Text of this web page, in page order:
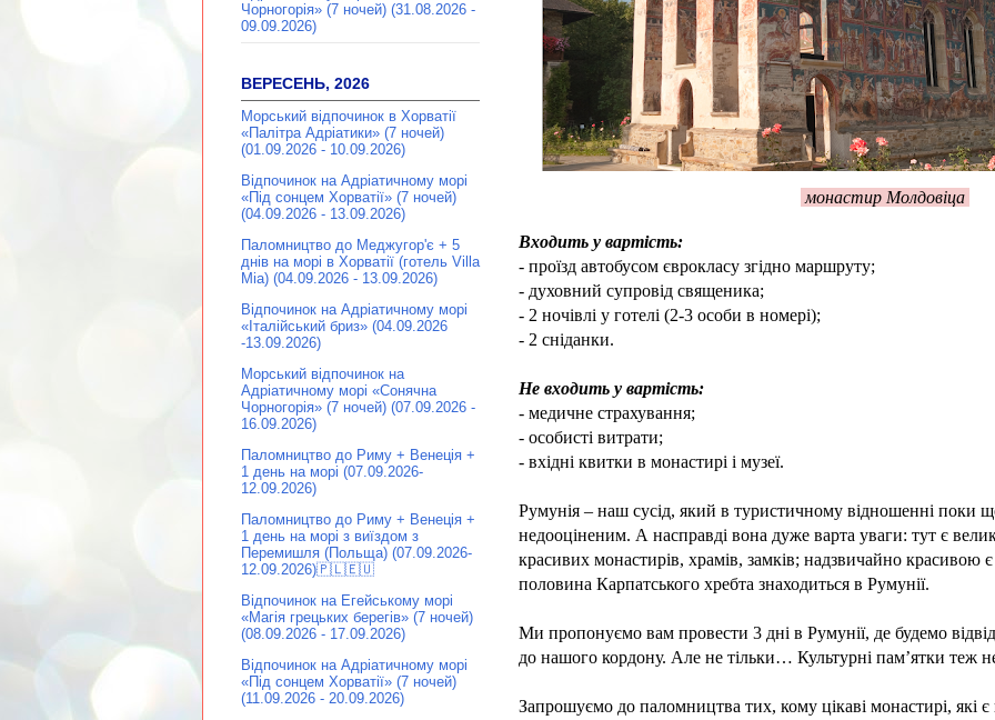
монастир Молдовіца
Входить у вартість:
- проїзд автобусом єврокласу згідно маршруту;
- духовний супровід священика;
- 2 ночівлі у готелі (2-3 особи в номері);
- 2 сніданки.
Не входить у вартість:
- медичне страхування;
- особисті витрати;
- вхідні квитки в монастирі і музеї.
Румунія – наш сусід, який в туристичному відношенні поки
недооціненим. А насправді вона дуже варта уваги: тут є
красивих монастирів, храмів, замків; надзвичайно красивою
половина Карпатського хребта знаходиться в Румунії.
Ми пропонуємо вам провести 3 дні в Румунії, де будемо
до нашого кордону. Але не тільки… Культурні пам’ятки теж
Запрошуємо до паломництва тих, кому цікаві монастирі, які
Чорногорія» (7 ночей) (31.08.2026 -
09.09.2026)
ВЕРЕСЕНЬ, 2026
Морський відпочинок в Хорватії
«Палітра Адріатики» (7 ночей)
(01.09.2026 - 10.09.2026)
Відпочинок на Адріатичному морі
«Під сонцем Хорватії» (7 ночей)
(04.09.2026 - 13.09.2026)
Паломництво до Меджугор'є + 5
днів на морі в Хорватії (готель Villa
Mia) (04.09.2026 - 13.09.2026)
Відпочинок на Адріатичному морі
«Італійський бриз» (04.09.2026
-13.09.2026)
Морський відпочинок на
Адріатичному морі «Сонячна
Чорногорія» (7 ночей) (07.09.2026 -
16.09.2026)
Паломництво до Риму + Венеція +
1 день на морі (07.09.2026-
12.09.2026)
Паломництво до Риму + Венеція +
1 день на морі з виїздом з
Перемишля (Польща) (07.09.2026-
12.09.2026)🇵🇱🇪🇺
Відпочинок на Егейському морі
«Магія грецьких берегів» (7 ночей)
(08.09.2026 - 17.09.2026)
Відпочинок на Адріатичному морі
«Під сонцем Хорватії» (7 ночей)
(11.09.2026 - 20.09.2026)